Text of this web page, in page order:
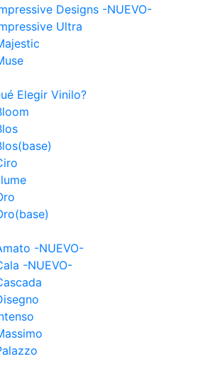
Designs -NUEVO-
Ultra
Elegir Vinilo?
-NUEVO-
-NUEVO-